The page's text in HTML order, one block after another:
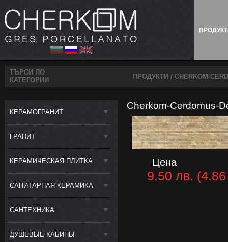
ТЪРСИ ПО
КАТЕГОРИИ
ПРОДУКТИ / CHERKOM-
КЕРАМОГРАНИТ
ГРАНИТ
КЕРАМИЧЕСКАЯ ПЛИТКА
САНИТАРНАЯ КЕРАМИКА
САНТЕХНИКА
ДУШЕВЫЕ КАБИНЫ
Cherkom-Cerdomus-
Цена
9.50 лв.